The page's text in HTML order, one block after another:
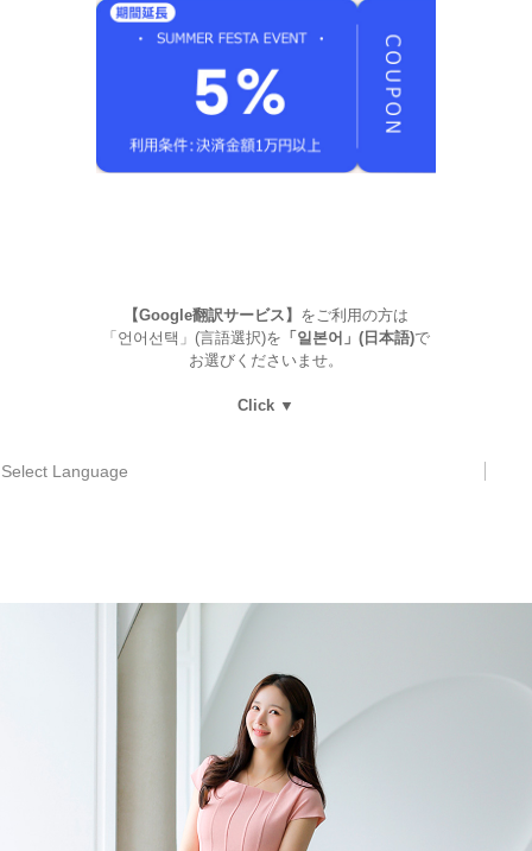
【Google翻訳サービス】 をご利用の方は
「언어선택」(言語選択)を 「일본어」(日本語)で
お選びくださいませ。
Click ▼
Select Language